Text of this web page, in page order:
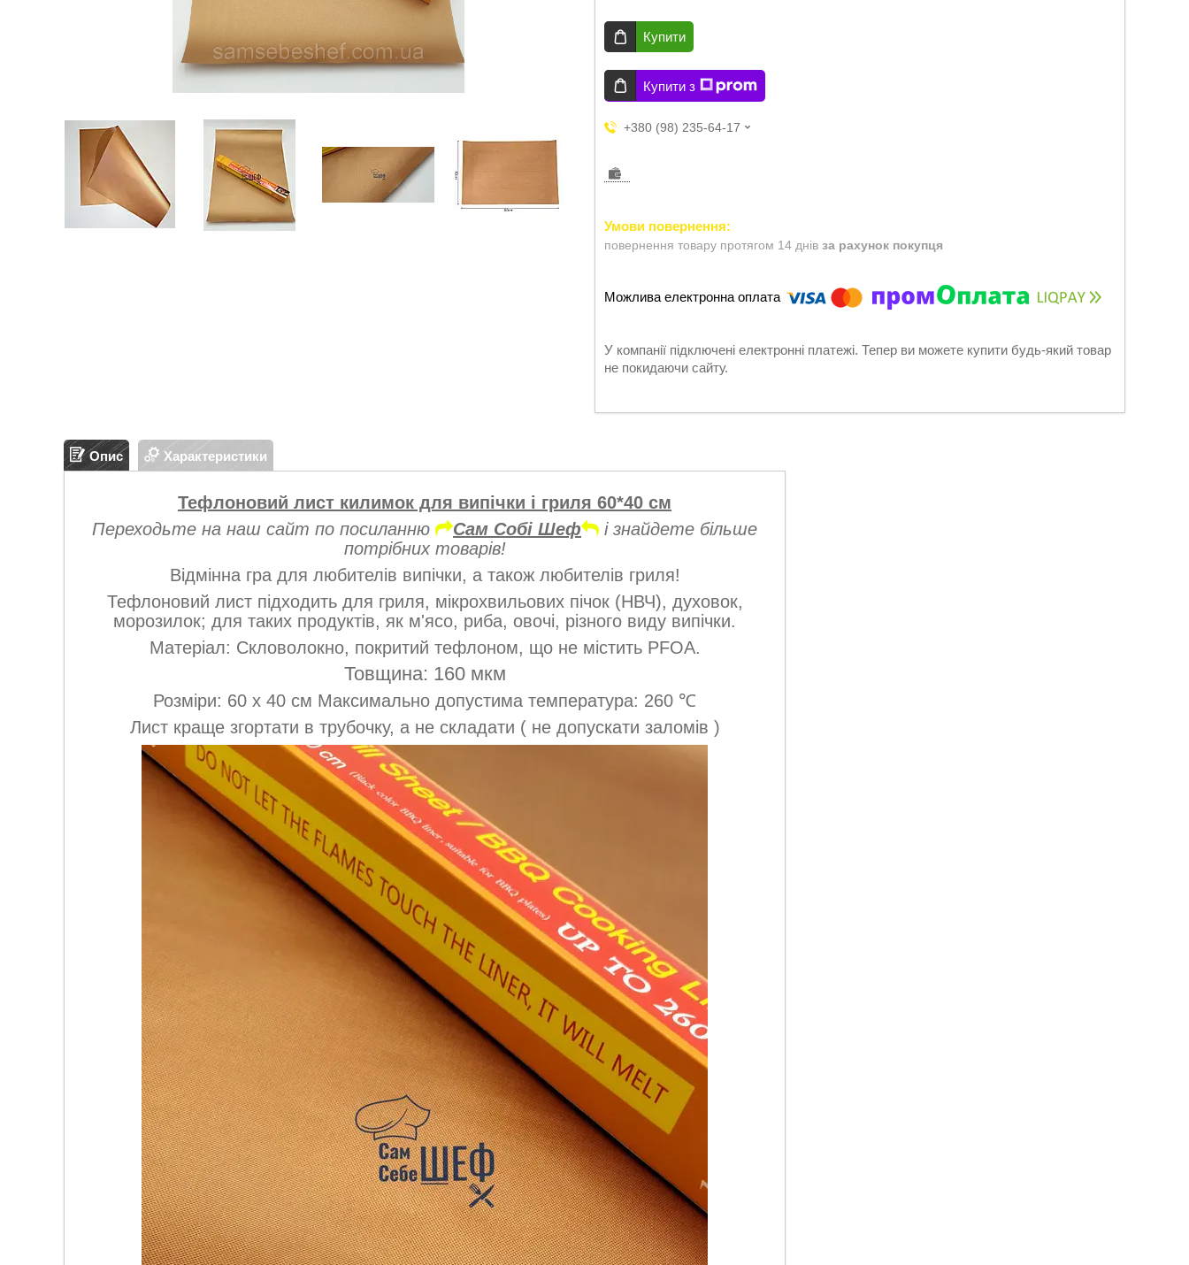
Купити
Купити з
+380 (98) 235-64-17
повернення товару протягом 14 днів за рахунок покупця
У компанії підключені електронні платежі. Тепер ви можете купити будь-який товар
не покидаючи сайту.
Опис Характеристики
Тефлоновий лист килимок для випічки і гриля 60*40 см
Переходьте на наш сайт по посиланню
Сам Собі Шеф
і знайдете більше
потрібних товарів!
Відмінна гра для любителів випічки, а також любителів гриля!
Тефлоновий лист підходить для гриля, мікрохвильових пічок (НВЧ), духовок,
морозилок; для таких продуктів, як м'ясо, риба, овочі, різного виду випічки.
Матеріал: Скловолокно, покритий тефлоном, що не містить PFOA.
Товщина: 160 мкм
Розміри: 60 х 40 см Максимально допустима температура: 260 ℃
Лист краще згортати в трубочку, а не складати ( не допускати заломів )